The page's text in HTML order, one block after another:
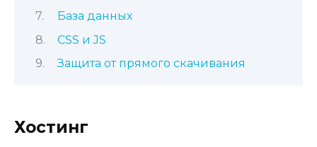
База данных
CSS и JS
Защита от прямого скачивания
Хостинг